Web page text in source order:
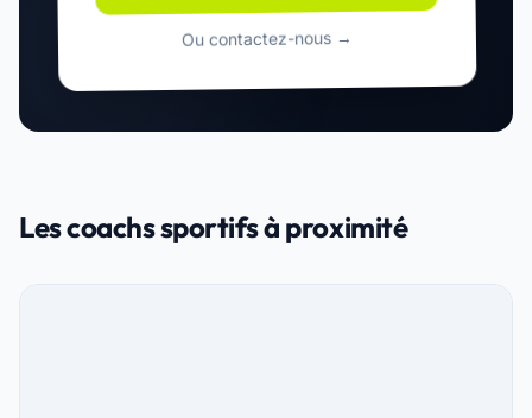
Ou contactez-nous →
Les coachs sportifs à proximité